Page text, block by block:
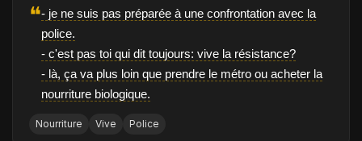
❝- je ne suis pas préparée à une confrontation avec la
police.
- c'est pas toi qui dit toujours: vive la résistance?
- là, ça va plus loin que prendre le métro ou acheter la
nourriture biologique.
Nourriture Vive Police